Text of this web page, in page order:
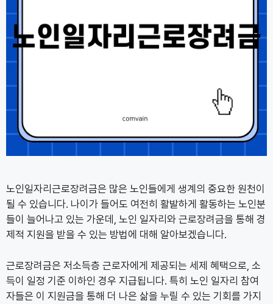
노인일자리근로장려금은 많은 노인들에게 생계의 중요한 원천이
될 수 있습니다. 나이가 들어도 여전히 활발하게 활동하는 노인분
들이 늘어나고 있는 가운데, 노인 일자리와 근로장려금을 통해 경
제적 지원을 받을 수 있는 방법에 대해 알아보겠습니다.
근로장려금은 저소득층 근로자에게 제공되는 세제 혜택으로, 소
득이 일정 기준 이하인 경우 지급됩니다. 특히 노인 일자리 참여
자들은 이 지원금을 통해 더 나은 삶을 누릴 수 있는 기회를 가지